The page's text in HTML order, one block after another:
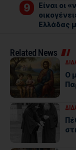
Είναι οι
Ελλάδας
Related News
Ο